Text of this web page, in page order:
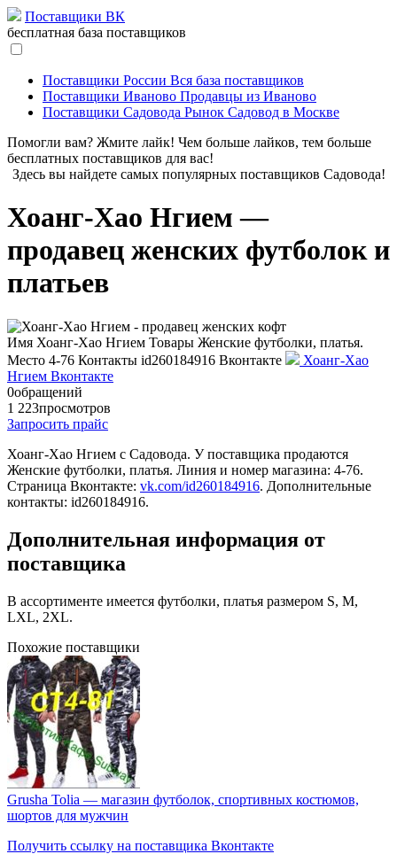
Поставщики ВК
бесплатная база поставщиков
Поставщики России Вся база поставщиков
Поставщики Иваново Продавцы из Иваново
Поставщики Садовода Рынок Садовод в Москве
Помогли вам? Жмите лайк! Чем больше лайков, тем больше
бесплатных поставщиков для вас!
Здесь вы найдете самых популярных поставщиков Садовода!
Хоанг-Хао Нгием —
продавец женских футболок и
платьев
Имя Хоанг-Хао Нгием Товары Женские футболки, платья.
Место 4-76 Контакты id260184916 Вконтакте
Хоанг-Хао
Нгием Вконтакте
0обращений
1 223просмотров
Запросить прайс
Хоанг-Хао Нгием c Садовода. У поставщика продаются
Женские футболки, платья. Линия и номер магазина: 4-76.
Страница Вконтакте: vk.com/id260184916. Дополнительные
контакты: id260184916.
Дополнительная информация от
поставщика
В ассортименте имеется футболки, платья размером S, M,
LXL, 2XL.
Похожие поставщики
Grusha Tolia — магазин футболок, спортивных костюмов,
шортов для мужчин
Получить ссылку на поставщика Вконтакте